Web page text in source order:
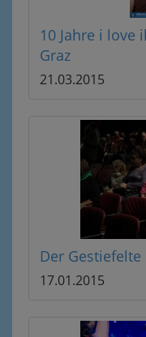
10 Jahre i love
Graz
21.03.2015
Der Gestiefelte
17.01.2015